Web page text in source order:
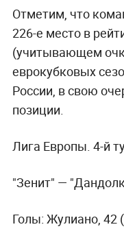
Отметим, что
226-е место в
(учитывающем
еврокубковых
России, в свою
позиции.
Лига Европы. 4-й
"Зенит" —
Голы: Жулиано, 42